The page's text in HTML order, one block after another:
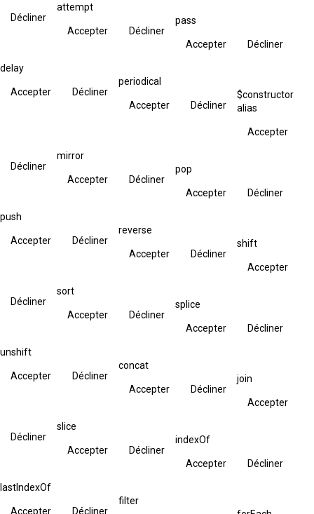
Décliner
attempt
Accepter Décliner
pass
Accepter Décliner
delay
Accepter Décliner
periodical
Accepter Décliner
$constructor
alias
Accepter
Décliner
mirror
Accepter Décliner
pop
Accepter Décliner
push
Accepter Décliner
reverse
Accepter Décliner
shift
Accepter
Décliner
sort
Accepter Décliner
splice
Accepter Décliner
unshift
Accepter Décliner
concat
Accepter Décliner
join
Accepter
Décliner
slice
Accepter Décliner
indexOf
Accepter Décliner
lastIndexOf
Accepter Décliner
filter